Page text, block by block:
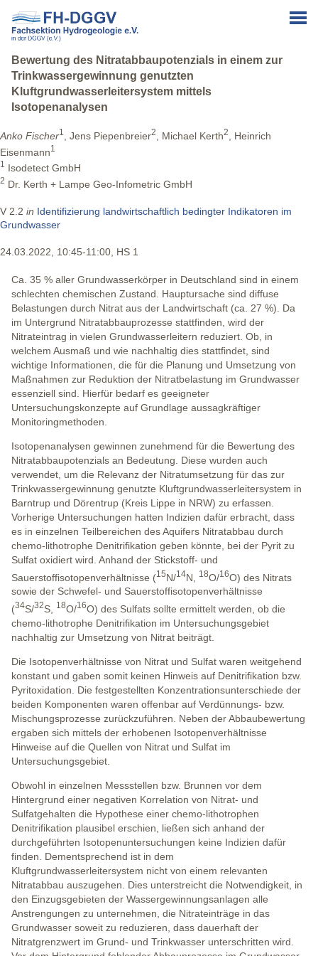
Bewertung des Nitratabbaupotenzials in einem zur
Trinkwassergewinnung genutzten
Kluftgrundwasserleitersystem mittels
Isotopenanalysen
Anko Fischer1 , Jens Piepenbreier2 , Michael Kerth2
, Heinrich
Eisenmann1
1
Isodetect GmbH
2 Dr. Kerth + Lampe Geo-Infometric GmbH
V 2.2 in Identifizierung landwirtschaftlich bedingter Indikatoren im
Grundwasser
24.03.2022, 10:45-11:00, HS 1
Ca. 35 % aller Grundwasserkörper in Deutschland sind in einem
schlechten chemischen Zustand. Hauptursache sind diffuse
Belastungen durch Nitrat aus der Landwirtschaft (ca. 27 %). Da
im Untergrund Nitratabbauprozesse stattfinden, wird der
Nitrateintrag in vielen Grundwasserleitern reduziert. Ob, in
welchem Ausmaß und wie nachhaltig dies stattfindet, sind
wichtige Informationen, die für die Planung und Umsetzung von
Maßnahmen zur Reduktion der Nitratbelastung im Grundwasser
essenziell sind. Hierfür bedarf es geeigneter
Untersuchungskonzepte auf Grundlage aussagkräftiger
Monitoringmethoden.
Isotopenanalysen gewinnen zunehmend für die Bewertung des
Nitratabbaupotenzials an Bedeutung. Diese wurden auch
verwendet, um die Relevanz der Nitratumsetzung für das zur
Trinkwassergewinnung genutzte Kluftgrundwasserleitersystem in
Barntrup und Dörentrup (Kreis Lippe in NRW) zu erfassen.
Vorherige Untersuchungen hatten Indizien dafür erbracht, dass
es in einzelnen Teilbereichen des Aquifers Nitratabbau durch
chemo-lithotrophe Denitrifikation geben könnte, bei der Pyrit zu
Sulfat oxidiert wird. Anhand der Stickstoff- und
Sauerstoffisotopenverhältnisse (15N/14N, 18O/16O) des Nitrats
sowie der Schwefel- und Sauerstoffisotopenverhältnisse
(34S/32S, 18O/16O) des Sulfats sollte ermittelt werden, ob die
chemo-lithotrophe Denitrifikation im Untersuchungsgebiet
nachhaltig zur Umsetzung von Nitrat beiträgt.
Die Isotopenverhältnisse von Nitrat und Sulfat waren weitgehend
konstant und gaben somit keinen Hinweis auf Denitrifikation bzw.
Pyritoxidation. Die festgestellten Konzentrationsunterschiede der
beiden Komponenten waren offenbar auf Verdünnungs- bzw.
Mischungsprozesse zurückzuführen. Neben der Abbaubewertung
ergaben sich mittels der erhobenen Isotopenverhältnisse
Hinweise auf die Quellen von Nitrat und Sulfat im
Untersuchungsgebiet.
Obwohl in einzelnen Messstellen bzw. Brunnen vor dem
Hintergrund einer negativen Korrelation von Nitrat- und
Sulfatgehalten die Hypothese einer chemo-lithotrophen
Denitrifikation plausibel erschien, ließen sich anhand der
durchgeführten Isotopenuntersuchungen keine Indizien dafür
finden. Dementsprechend ist in dem
Kluftgrundwasserleitersystem nicht von einem relevanten
Nitratabbau auszugehen. Dies unterstreicht die Notwendigkeit, in
den Einzugsgebieten der Wassergewinnungsanlagen alle
Anstrengungen zu unternehmen, die Nitrateinträge in das
Grundwasser soweit zu reduzieren, dass dauerhaft der
Nitratgrenzwert im Grund- und Trinkwasser unterschritten wird.